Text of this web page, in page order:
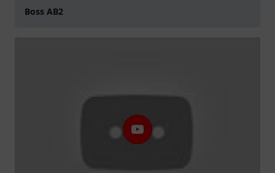
Boss AB2